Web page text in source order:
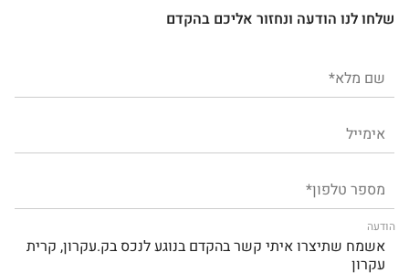
שלחו לנו הודעה ונחזור אליכם בהקדם
הודעה